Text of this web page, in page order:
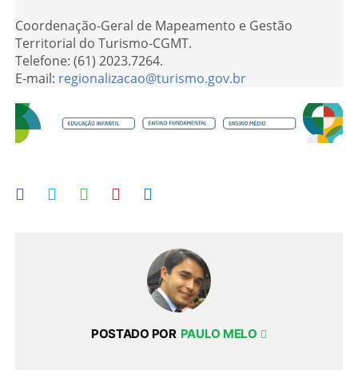
Coordenação-Geral de Mapeamento e Gestão
Territorial do Turismo-CGMT.
Telefone: (61) 2023.7264.
E-mail: regionalizacao@turismo.gov.br
POSTADO POR PAULO MELO